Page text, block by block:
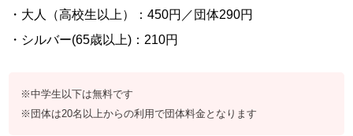
・大人（高校生以上）：450円／団体290円
・シルバー(65歳以上)：210円
※中学生以下は無料です
※団体は20名以上からの利用で団体料金となります